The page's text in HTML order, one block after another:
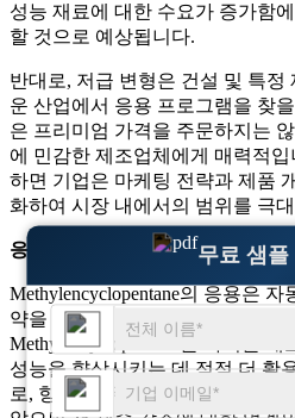
무료 샘플
성능 재료에 대한 수요가 증가함
할 것으로 예상됩니다.
반대로, 저급 변형은 건설 및 특정
운 산업에서 응용 프로그램을 찾
은 프리미엄 가격을 주문하지는
에 민감한 제조업체에게 매력적
하면 기업은 마케팅 전략과 제품
화하여 시장 내에서의 범위를 극
응용 프로그램 별 세그먼트 :
Methylencyclopentane의 응용은
약을 포함한 여러 산업에 걸쳐 있
Methylencyclopentane은 가벼운
성능을 향상시키는 데 점점 더 활
로, 항공 우주 공학에서의 적용은